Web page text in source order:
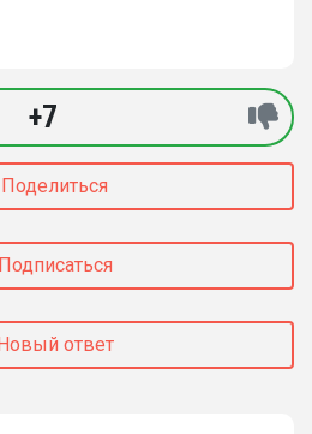
+7
Поделиться
Подписаться
ответ